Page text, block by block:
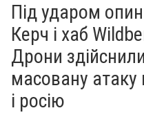
Під ударом
Керч і хаб
Дрони здійснили
масовану
і росію